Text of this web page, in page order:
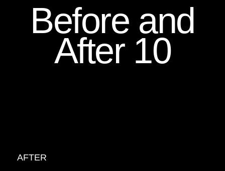
Before and
After 10
AFTER